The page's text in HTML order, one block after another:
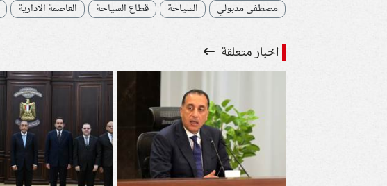
مصطفى مدبولي السياحة قطاع السياحة العاصمة الادارية
اخبار متعلقة